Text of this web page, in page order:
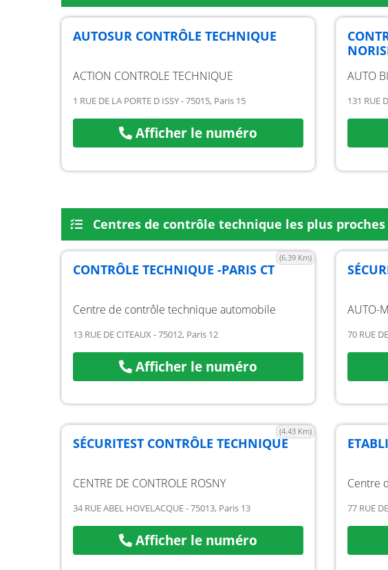
AUTOSUR CONTRÔLE TECHNIQUE
ACTION CONTROLE TECHNIQUE
1 RUE DE LA PORTE D ISSY - 75015, Paris 15
Afficher le numéro
AUTO
131 RUE
Centres de contrôle technique les plus proches
(6.39 Km)
CONTRÔLE TECHNIQUE -PARIS CT
Centre de contrôle technique automobile
13 RUE DE CITEAUX - 75012, Paris 12
Afficher le numéro
AUTO-
70 RUE
(4.43 Km)
SÉCURITEST CONTRÔLE TECHNIQUE
CENTRE DE CONTROLE ROSNY
34 RUE ABEL HOVELACQUE - 75013, Paris 13
Afficher le numéro
Centre
77 RUE